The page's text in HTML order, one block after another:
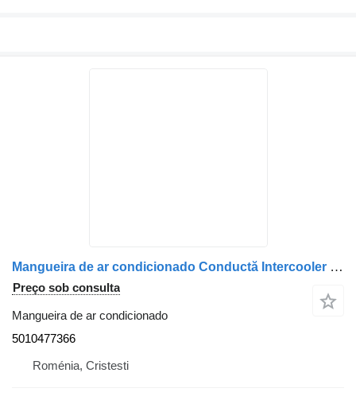
Mangueira de ar condicionado Conductă Intercooler 5010477366 para camião Renault
Preço sob consulta
Mangueira de ar condicionado
5010477366
Roménia, Cristesti